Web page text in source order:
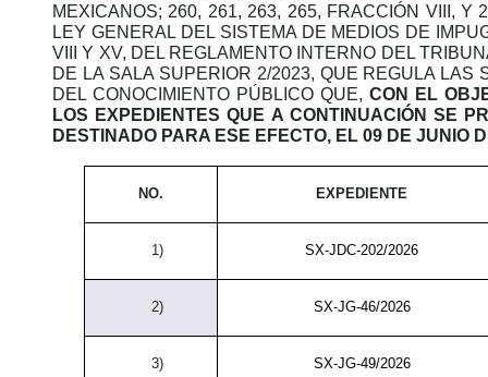
MEXICANOS; 260, 261, 263, 265, FRACCIÓN VIII,
LEY GENERAL DEL SISTEMA DE MEDIOS DE
VIII Y XV, DEL REGLAMENTO INTERNO DEL
DE LA SALA SUPERIOR 2/2023, QUE REGULA
DEL CONOCIMIENTO PÚBLICO QUE,CON EL
LOS EXPEDIENTES QUE A CONTINUACIÓN SE
DESTINADO PARA ESE EFECTO, EL 09 DE JUNIO
NO. EXPEDIENTE
1) SX-JDC-202/2026
2) SX-JG-46/2026
3) SX-JG-49/2026